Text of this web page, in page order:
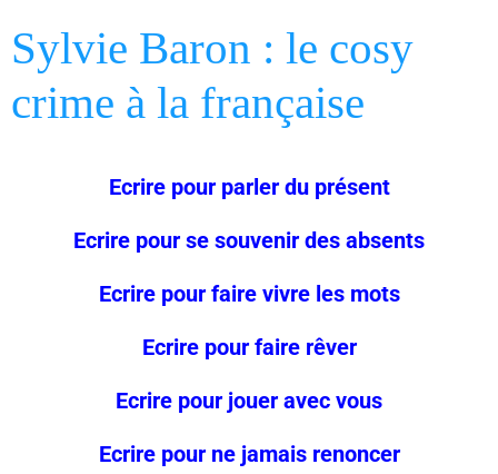
Sylvie Baron : le cosy
crime à la française
Ecrire pour parler du présent
Ecrire pour se souvenir des absents
Ecrire pour faire vivre les mots
Ecrire pour faire rêver
Ecrire pour jouer avec vous
Ecrire pour ne jamais renoncer